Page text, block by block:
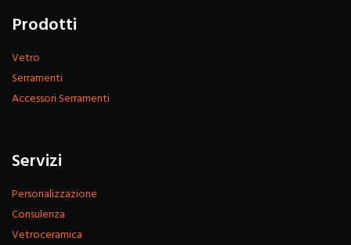
Prodotti
Vetro
Serramenti
Accessori Serramenti
Servizi
Personalizzazione
Consulenza
Vetroceramica